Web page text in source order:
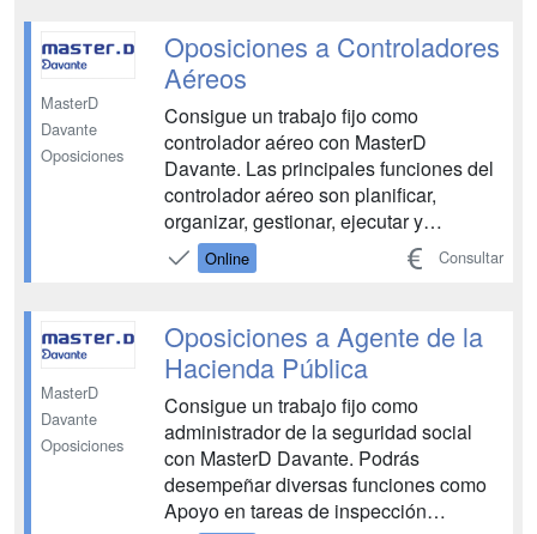
procedimientos, documentar embargos
y lanzamientos, realizar tarea...
MasterD
Davante
Oposiciones
Oposiciones a Controladores
Aéreos
Consigue un trabajo fijo como
controlador aéreo con MasterD
Davante. Las principales funciones del
controlador aéreo son planificar,
organizar, gestionar, ejecutar y
supervisar el tráfico de las aeronaves
en el espacio que tienen asignado y,
hagan en su tiempo. Tendrás a tu
disposición todos los medios n...
Online Consultar
MasterD
Davante
Oposiciones
Oposiciones a Agente de la
Hacienda Pública
Consigue un trabajo fijo como
administrador de la seguridad social
con MasterD Davante. Podrás
desempeñar diversas funciones como
Apoyo en tareas de inspección